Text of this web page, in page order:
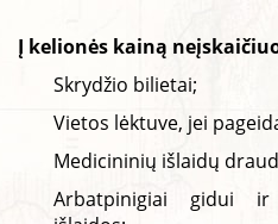
Į kelionės kainą
Skrydžio bilietai;
Vietos lėktuve, jei
Medicininių išlaidų
Arbatpinigiai gidui ir